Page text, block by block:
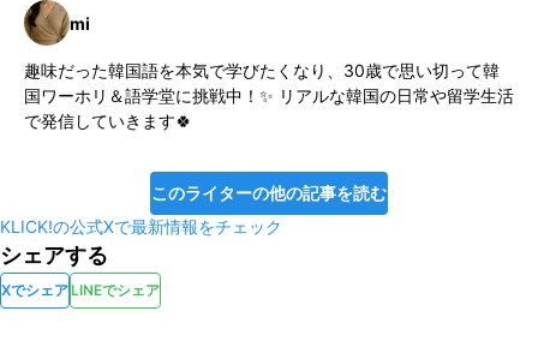
mi
趣味だった韓国語を本気で学びたくなり、30歳で思い切って韓
国ワーホリ＆語学堂に挑戦中！✨ リアルな韓国の日常や留学生活
で発信していきます🍀
このライターの他の記事を読む
KLICK!の公式Xで最新情報をチェック
シェアする
XでシェアLINEでシェア